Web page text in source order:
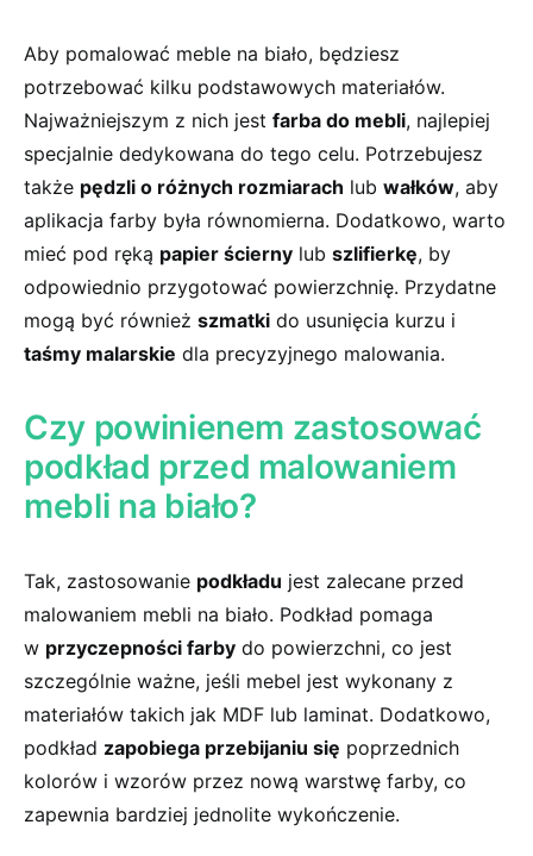
Aby pomalować​ meble na biało, będziesz
potrzebować kilku ‌podstawowych materiałów.
Najważniejszym z nich jest farba do mebli, najlepiej
specjalnie dedykowana do tego celu. Potrzebujesz
także⁤ pędzli o różnych rozmiarach lub wałków, aby
aplikacja⁢ farby była równomierna. Dodatkowo, warto
mieć pod ​ręką papier ścierny lub szlifierkę, by
odpowiednio przygotować ⁢powierzchnię. Przydatne⁢
mogą być również szmatki do usunięcia kurzu i
taśmy malarskie dla precyzyjnego malowania.
Czy powinienem zastosować
podkład przed ⁤malowaniem
mebli na biało?
Tak, zastosowanie podkładu jest zalecane przed
‍malowaniem mebli na biało. Podkład pomaga
w przyczepności farby do‍ powierzchni, co jest
szczególnie ważne,⁤ jeśli mebel​ jest wykonany z
materiałów takich jak MDF lub laminat. Dodatkowo,
podkład zapobiega przebijaniu się poprzednich
kolorów i wzorów przez nową warstwę farby, ⁢co
zapewnia bardziej jednolite wykończenie.